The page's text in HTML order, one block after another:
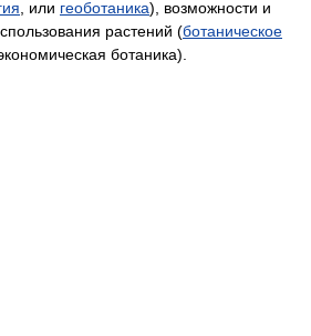
, или геоботаника), возможности и
растений (ботаническое
ботаника).